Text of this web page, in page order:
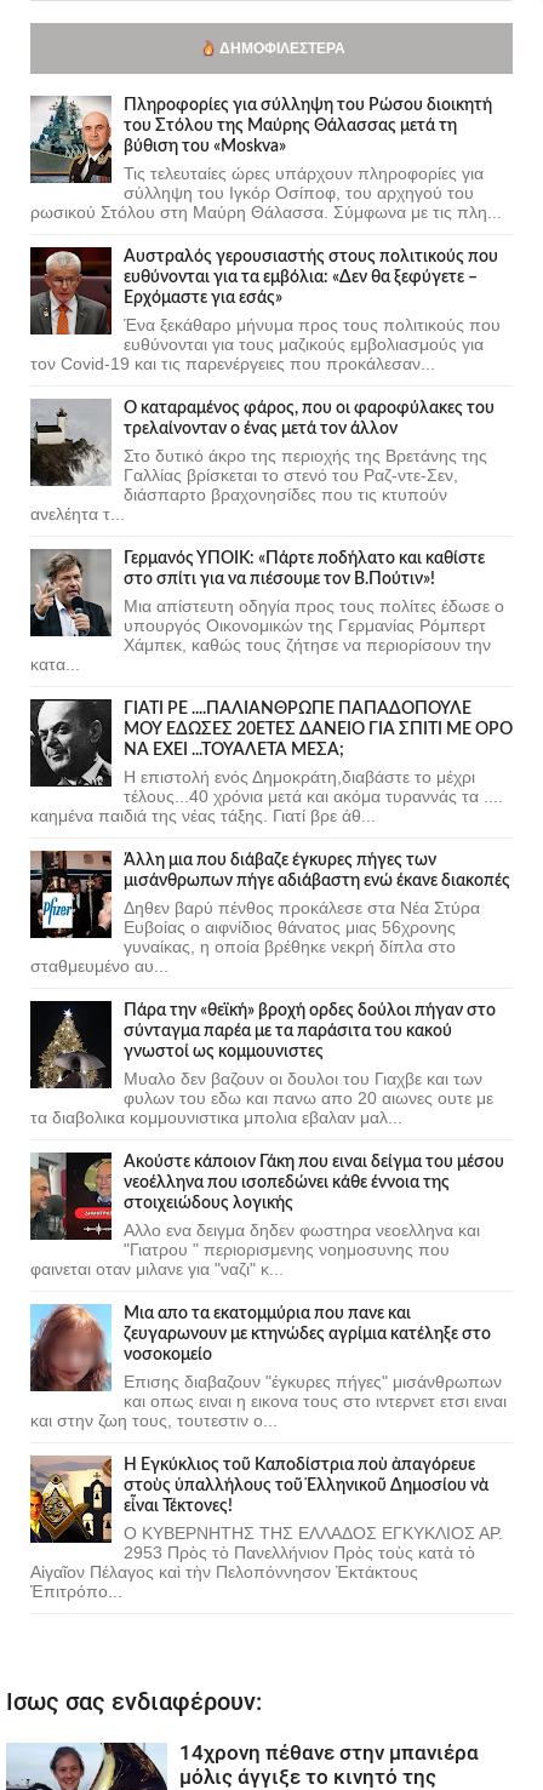
ΔΗΜΟΦΙΛΈΣΤΕΡΑ
Πληροφορίες για σύλληψη του Ρώσου διοικητή
του Στόλου της Mαύρης Θάλασσας μετά τη
βύθιση του «Moskva»
Τις τελευταίες ώρες υπάρχουν πληροφορίες για
σύλληψη του Ιγκόρ Οσίποφ, του αρχηγού του
ρωσικού Στόλου στη Μαύρη Θάλασσα. Σύμφωνα με τις πλη...
Αυστραλός γερουσιαστής στους πολιτικούς που
ευθύνονται για τα εμβόλια: «Δεν θα ξεφύγετε –
Ερχόμαστε για εσάς»
Ένα ξεκάθαρο μήνυμα προς τους πολιτικούς που
ευθύνονται για τους μαζικούς εμβολιασμούς για
τον Covid-19 και τις παρενέργειες που προκάλεσαν...
Ο καταραμένος φάρος, που οι φαροφύλακες του
τρελαίνονταν ο ένας μετά τον άλλον
Στο δυτικό άκρο της περιοχής της Βρετάνης της
Γαλλίας βρίσκεται το στενό του Ραζ-ντε-Σεν,
διάσπαρτο βραχονησίδες που τις κτυπούν
ανελέητα τ...
Γερμανός ΥΠΟΙΚ: «Πάρτε ποδήλατο και καθίστε
στο σπίτι για να πιέσουμε τον Β.Πούτιν»!
Μια απίστευτη οδηγία προς τους πολίτες έδωσε ο
υπουργός Οικονομικών της Γερμανίας Ρόμπερτ
Χάμπεκ, καθώς τους ζήτησε να περιορίσουν την
κατα...
ΓΙΑΤΙ ΡΕ ....ΠΑΛΙΑΝΘΡΩΠΕ ΠΑΠΑΔΟΠΟΥΛΕ
ΜΟΥ ΕΔΩΣΕΣ 20ΕΤΕΣ ΔΑΝΕΙΟ ΓΙΑ ΣΠΙΤΙ ΜΕ ΟΡΟ
ΝΑ ΕΧΕΙ ...ΤΟΥΑΛΕΤΑ ΜΕΣΑ;
Η επιστολή ενός Δημοκράτη,διαβάστε το μέχρι
τέλους...40 χρόνια μετά και ακόμα τυραννάς τα ....
καημένα παιδιά της νέας τάξης. Γιατί βρε άθ...
Άλλη μια που διάβαζε έγκυρες πήγες των
μισάνθρωπων πήγε αδιάβαστη ενώ έκανε διακοπές
Δηθεν βαρύ πένθος προκάλεσε στα Νέα Στύρα
Ευβοίας ο αιφνίδιος θάνατος μιας 56χρονης
γυναίκας, η οποία βρέθηκε νεκρή δίπλα στο
σταθμευμένο αυ...
Πάρα την «θεϊκή» βροχή ορδες δούλοι πήγαν στο
σύνταγμα παρέα με τα παράσιτα του κακού
γνωστοί ως κομμουνιστες
Μυαλο δεν βαζουν οι δουλοι του Γιαχβε και των
φυλων του εδω και πανω απο 20 αιωνες ουτε με
τα διαβολικα κομμουνιστικα μπολια εβαλαν μαλ...
Ακούστε κάποιον Γάκη που ειναι δείγμα του μέσου
νεοέλληνα που ισοπεδώνει κάθε έννοια της
στοιχειώδους λογικής
Αλλο ενα δειγμα δηδεν φωστηρα νεοελληνα και
"Γιατρου " περιορισμενης νοημοσυνης που
φαινεται οταν μιλανε για "ναζι" κ...
Μια απο τα εκατομμύρια που πανε και
ζευγαρωνουν με κτηνώδες αγρίμια κατέληξε στο
νοσοκομείο
Επισης διαβαζουν "έγκυρες πήγες" μισάνθρωπων
και οπως ειναι η εικονα τους στο ιντερνετ ετσι ειναι
και στην ζωη τους, τουτεστιν ο...
Ἡ Ἐγκύκλιος τοῦ Καποδίστρια ποὺ ἀπαγόρευε
στοὺς ὑπαλλήλους τοῦ Ἑλληνικοῦ Δημοσίου νὰ
εἶναι Τέκτονες!
Ο ΚΥΒΕΡΝΗΤΗΣ ΤΗΣ ΕΛΛΑΔΟΣ ΕΓΚΥΚΛΙΟΣ ΑΡ.
2953 Πρὸς τὸ Πανελλήνιον Πρὸς τοὺς κατὰ τὸ
Αἰγαῖον Πέλαγος καὶ τὴν Πελοπόννησον Ἐκτάκτους
Ἐπιτρόπο...